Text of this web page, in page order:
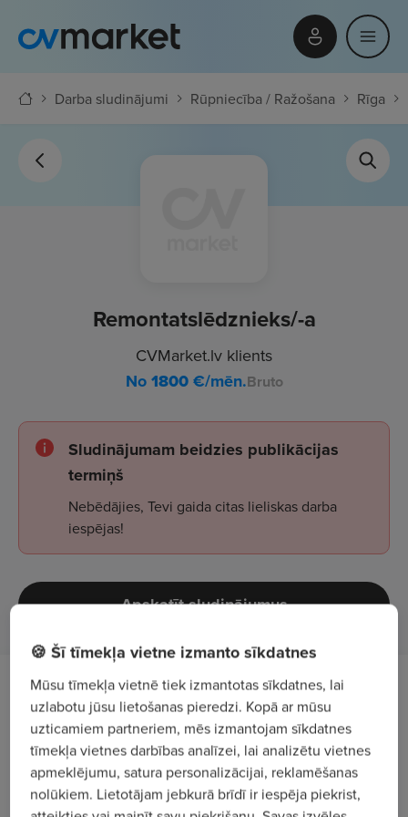
Darba sludinājumi Rūpniecība / Ražošana Rīga
Remontatslēdznieks/-a
CVMarket.lv klients
No1800€/mēn.Bruto
Sludinājumam beidzies publikācijas
termiņš
Nebēdājies, Tevi gaida citas lieliskas darba
iespējas!
Apskatīt sludinājumus
Darba apraksts
Nodrošināt ražošanas iekārtu un līniju mehānisko,
hidraulisko un pneimatisko sistēmu kvalitatīvu
apkalpošanu un uzturēšanu. Veikt iekārtu
🍪 Šī tīmekļa vietne izmanto sīkdatnes
Mūsu tīmekļa vietnē tiek izmantotas sīkdatnes, lai
uzlabotu jūsu lietošanas pieredzi. Kopā ar mūsu
uzticamiem partneriem, mēs izmantojam sīkdatnes
tīmekļa vietnes darbības analīzei, lai analizētu vietnes
apmeklējumu, satura personalizācijai, reklamēšanas
nolūkiem. Lietotājam jebkurā brīdī ir iespēja piekrist,